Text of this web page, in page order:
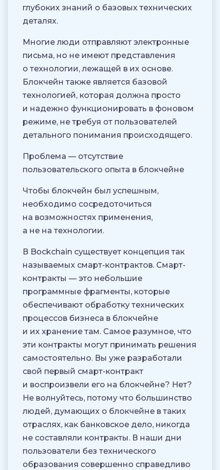
глубоких знаний о базовых технических
деталях.
Многие люди отправляют электронные
письма, но не имеют представления
о технологии, лежащей в их основе.
Блокчейн также является базовой
технологией, которая должна просто
и надежно функционировать в фоновом
режиме, не требуя от пользователей
детального понимания происходящего.
Проблема — отсутствие
пользовательского опыта в блокчейне
Чтобы блокчейн был успешным,
необходимо сосредоточиться
на возможностях применения,
а не на технологии.
В Bockchain существует концепция так
называемых смарт-контрактов. Смарт-
контракты — это небольшие
программные фрагменты, которые
обеспечивают обработку технических
процессов бизнеса в блокчейне
и их хранение там. Самое разумное, что
эти контракты могут принимать решения
самостоятельно. Вы уже разработали
свой первый смарт-контракт
и воспроизвели его на блокчейне? Нет?
Не волнуйтесь, потому что большинство
людей, думающих о блокчейне в таких
отраслях, как банковское дело, никогда
не составляли контракты. В наши дни
пользователи без технического
образования совершенно справедливо